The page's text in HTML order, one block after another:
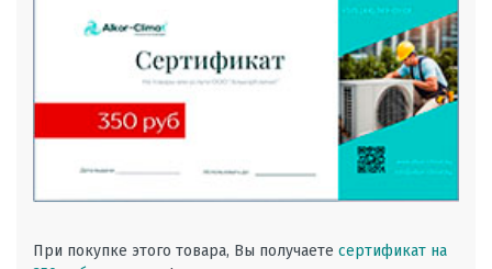
При покупке этого товара, Вы получаете сертификат на